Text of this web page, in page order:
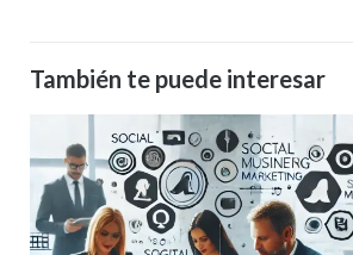
También te puede interesar